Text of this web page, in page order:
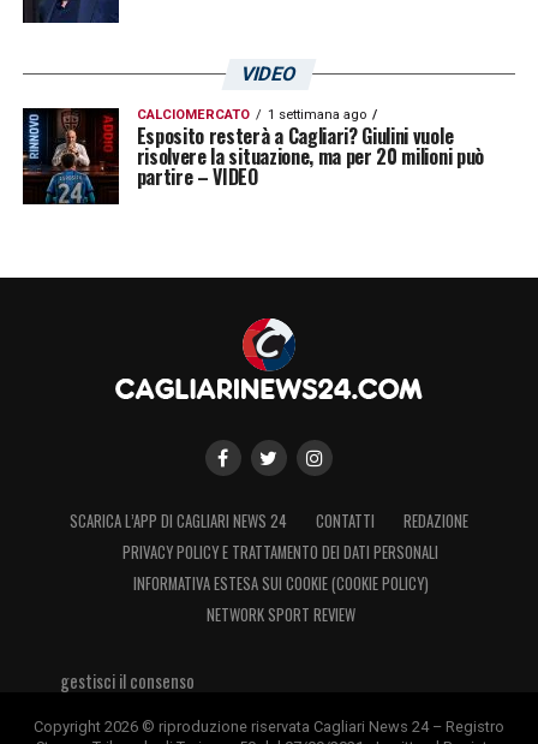
VIDEO
CALCIOMERCATO 1 settimana ago
Esposito resterà a Cagliari? Giulini vuole
risolvere la situazione, ma per 20 milioni può
partire – VIDEO
SCARICA L’APP DI CAGLIARI NEWS 24 CONTATTI
REDAZIONE
PRIVACY POLICY E TRATTAMENTO DEI DATI PERSONALI
INFORMATIVA ESTESA SUI COOKIE (COOKIE POLICY)
NETWORK SPORT REVIEW
gestisci il consenso
Copyright 2026 © riproduzione riservata Cagliari News 24 – Registro